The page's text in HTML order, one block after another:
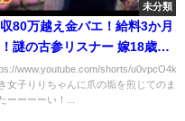
未分類
収80万越え金バエ！給料3か月
謎の古参リスナー 嫁18歳真
ゃんに244万のダイヤの指輪
う #金バエ #ハリーウィンス
ン 頂き女子りりちゃんに爪の
www.youtube.com/shorts/
女子りりちゃんに爪の垢を煎じてのま
ーーーーい！...